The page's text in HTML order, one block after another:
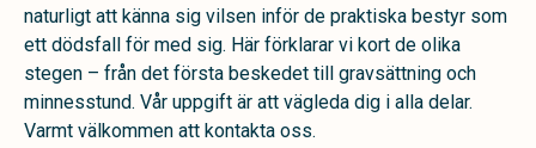
naturligt att känna sig vilsen inför de praktiska bestyr som
ett dödsfall för med sig. Här förklarar vi kort de olika
stegen – från det första beskedet till gravsättning och
minnesstund. Vår uppgift är att vägleda dig i alla delar.
Varmt välkommen att kontakta oss.